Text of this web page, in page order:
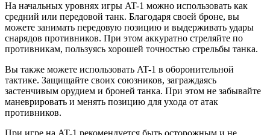
На начальных уровнях игры AT-1 можно использовать как
средний или передовой танк. Благодаря своей броне, вы
можете занимать передовую позицию и выдерживать удары
снарядов противников. При этом аккуратно стреляйте по
противникам, пользуясь хорошей точностью стрельбы танка.
Вы также можете использовать AT-1 в оборонительной
тактике. Защищайте своих союзников, заграждаясь
застенчивым орудием и броней танка. При этом не забывайте
маневрировать и менять позицию для ухода от атак
противников.